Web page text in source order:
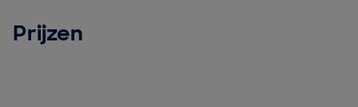
Prijzen